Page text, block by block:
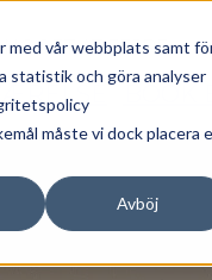
med vår webbplats samt
statistik och göra analyser
måste vi dock placera
Avböj
NOGET AT FEJRE
BOOK